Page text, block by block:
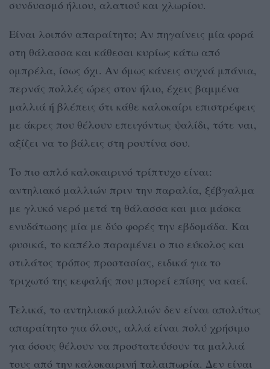
συνδυασμό ήλιου, αλατιού και χλωρίου.
Είναι λοιπόν απαραίτητο; Αν πηγαίνεις μία φορά
στη θάλασσα και κάθεσαι κυρίως κάτω από
ομπρέλα, ίσως όχι. Αν όμως κάνεις συχνά μπάνια,
περνάς πολλές ώρες στον ήλιο, έχεις βαμμένα
μαλλιά ή βλέπεις ότι κάθε καλοκαίρι επιστρέφεις
με άκρες που θέλουν επειγόντως ψαλίδι, τότε ναι,
αξίζει να το βάλεις στη ρουτίνα σου.
Το πιο απλό καλοκαιρινό τρίπτυχο είναι:
αντηλιακό μαλλιών πριν την παραλία, ξέβγαλμα
με γλυκό νερό μετά τη θάλασσα και μια μάσκα
ενυδάτωσης μία με δύο φορές την εβδομάδα. Και
φυσικά, το καπέλο παραμένει ο πιο εύκολος και
στιλάτος τρόπος προστασίας, ειδικά για το
τριχωτό της κεφαλής που μπορεί επίσης να καεί.
Τελικά, το αντηλιακό μαλλιών δεν είναι απολύτως
απαραίτητο για όλους, αλλά είναι πολύ χρήσιμο
για όσους θέλουν να προστατεύσουν τα μαλλιά
τους από την καλοκαιρινή ταλαιπωρία. Δεν είναι